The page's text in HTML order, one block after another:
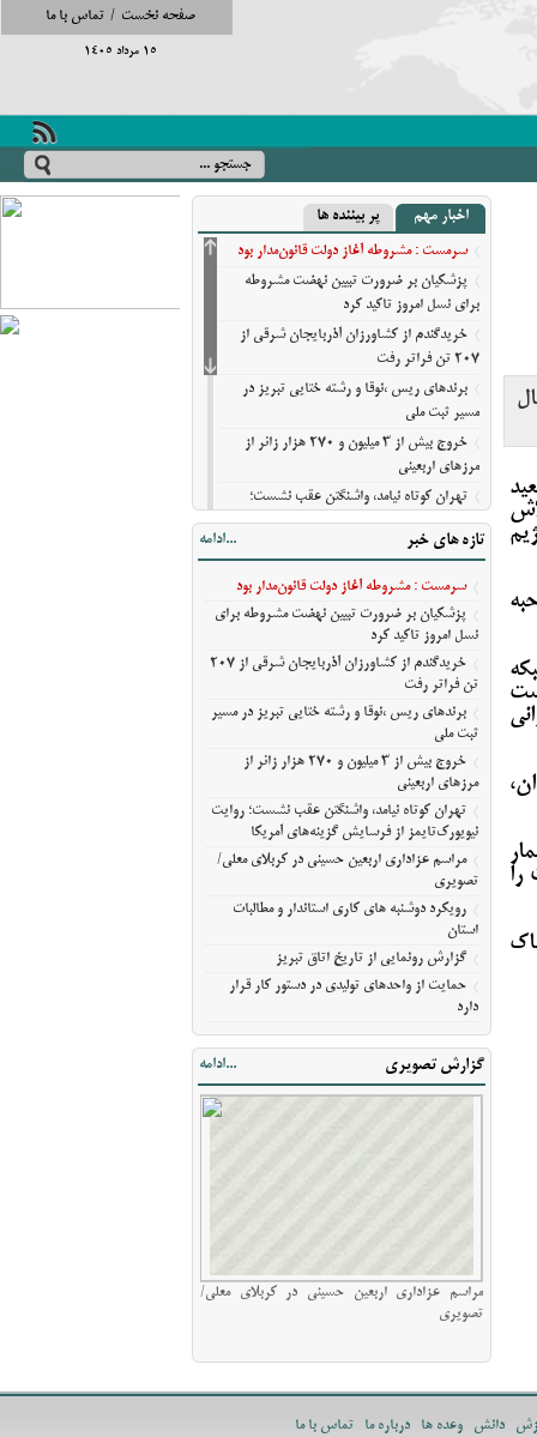
صفحه نخست / تماس با ما
15 مرداد 1405
۲ سال است
را
اخبار مهم پر بیننده ها
سرمست : مشروطه آغاز دولت قانون‌مدار بود
پزشکیان بر ضرورت تبیین نهضت مشروطه
برای نسل امروز تاکید کرد
خریدگندم از کشاورزان آذربایجان شرقی از
207 تن فراتر رفت
برندهای ریس ،‌نوقا و رشته ختایی تبریز در
مسیر ثبت ملی
خروج بیش از ۳ میلیون و ۲۷۰ هزار زائر از
مرزهای اربعینی
تهران کوتاه نیامد، واشنگتن عقب نشست؛
روایت نیویورک‌تایمز از فرسایش گزینه‌های
آمریکا
مراسم عزاداری اربعین حسینی در کربلای
معلی/تصویری
رویکرد دوشنبه های کاری استاندار و مطالبات
گزارش رونمایی از تاریخ اتاق تبریز
حمایت از واحدهای تولیدی در دستور کار قرار
دارد
تازه های خبر ...ادامه
سرمست : مشروطه آغاز دولت قانون‌مدار بود
پزشکیان بر ضرورت تبیین نهضت مشروطه برای
نسل امروز تاکید کرد
خریدگندم از کشاورزان آذربایجان شرقی از 207
تن فراتر رفت
برندهای ریس ،‌نوقا و رشته ختایی تبریز در مسیر
ثبت ملی
خروج بیش از ۳ میلیون و ۲۷۰ هزار زائر از
مرزهای اربعینی
تهران کوتاه نیامد، واشنگتن عقب نشست؛ روایت
نیویورک‌تایمز از فرسایش گزینه‌های آمریکا
مراسم عزاداری اربعین حسینی در کربلای معلی/
تصویری
رویکرد دوشنبه های کاری استاندار و مطالبات
استان
گزارش رونمایی از تاریخ اتاق تبریز
حمایت از واحدهای تولیدی در دستور کار قرار
دارد
گزارش تصویری ...ادامه
مراسم عزاداری اربعین حسینی در کربلای معلی/
تصویری
دانش وعده ها درباره ما تماس با ما